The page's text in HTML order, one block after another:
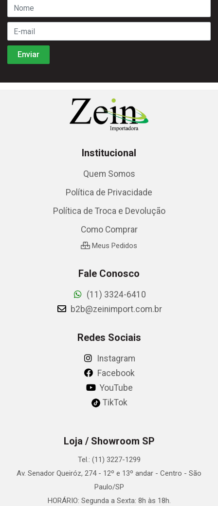
Institucional
Quem Somos
Política de Privacidade
Política de Troca e Devolução
Como Comprar
Meus Pedidos
Fale Conosco
(11) 3324-6410
b2b@zeinimport.com.br
Redes Sociais
Instagram
Facebook
YouTube
TikTok
Loja / Showroom SP
Tel.: (11) 3227-1299
Av. Senador Queiróz, 274 - 12º e 13º andar - Centro - São
Paulo/SP
HORÁRIO: Segunda a Sexta: 8h às 18h.